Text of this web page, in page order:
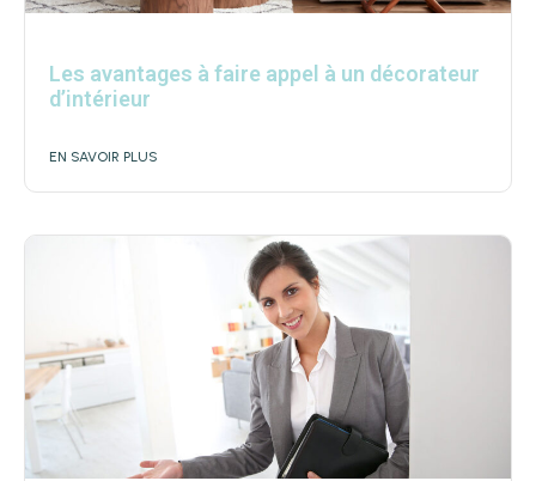
Les avantages à faire appel à un décorateur
d’intérieur
EN SAVOIR PLUS